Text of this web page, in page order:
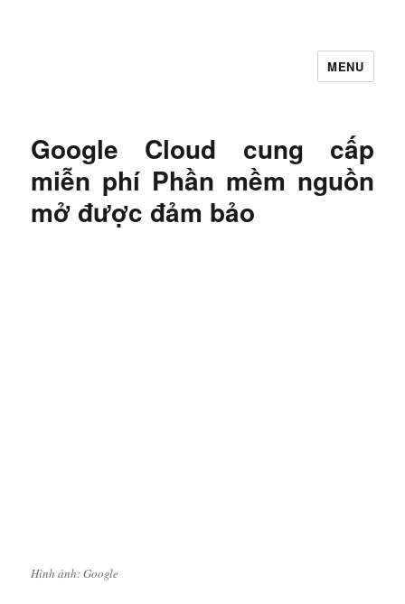
MENU
Google Cloud cung cấp
miễn phí Phần mềm nguồn
mở được đảm bảo
Hình ảnh: Google